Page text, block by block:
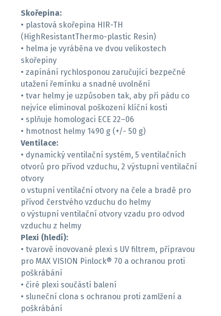
Skořepina:
• plastová skořepina HIR-TH
(HighResistantThermo-plastic Resin)
• helma je vyráběna ve dvou velikostech
skořepiny
• zapínání rychlosponou zaručující bezpečné
utažení řemínku a snadné uvolnění
• tvar helmy je uzpůsoben tak, aby při pádu co
nejvíce eliminoval poškození klíční kosti
• splňuje homologaci ECE 22–06
Ventilace:
• dynamický ventilační systém, 5 ventilačních
otvorů pro přívod vzduchu, 2 výstupní ventilační
otvory
o vstupní ventilační otvory na čele a bradě pro
přívod čerstvého vzduchu do helmy
o výstupní ventilační otvory vzadu pro odvod
Plexi (hledí):
• tvarově inovované plexi s UV filtrem, přípravou
pro MAX VISION Pinlock® 70 a ochranou proti
poškrábání
• čiré plexi součástí balení
• sluneční clona s ochranou proti zamlžení a
poškrábání